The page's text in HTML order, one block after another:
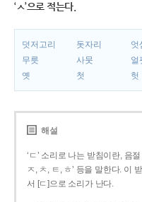
‘ㅅ’으로 적는다.
덧저고리 돗자리 엇
무릇
사뭇 얼
옛
첫 헛
해설
‘ㄷ’ 소리로 나는 받침이란, 음
ㅈ, ㅊ, ㅌ, ㅎ’ 등을 말한다. 이
서 [ㄷ]으로 소리가 난다.